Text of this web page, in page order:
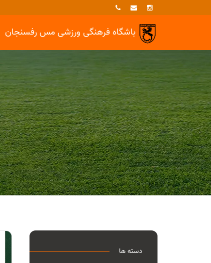
باشگاه فرهنگی ورزشیمس رفسنجان
خبرها فوتسال بانوان
دسته ها